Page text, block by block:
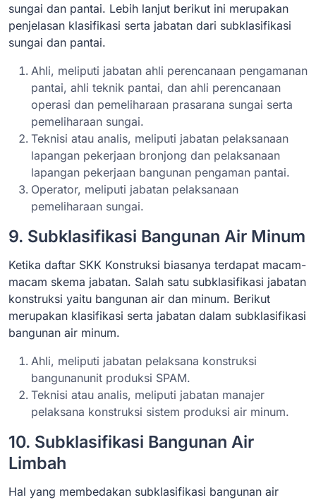
sungai dan pantai. Lebih lanjut berikut ini merupakan
penjelasan klasifikasi serta jabatan dari subklasifikasi
sungai dan pantai.
Ahli, meliputi jabatan ahli perencanaan pengamanan
pantai, ahli teknik pantai, dan ahli perencanaan
operasi dan pemeliharaan prasarana sungai serta
pemeliharaan sungai.
Teknisi atau analis, meliputi jabatan pelaksanaan
lapangan pekerjaan bronjong dan pelaksanaan
lapangan pekerjaan bangunan pengaman pantai.
Operator, meliputi jabatan pelaksanaan
pemeliharaan sungai.
9. Subklasifikasi Bangunan Air Minum
Ketika daftar SKK Konstruksi biasanya terdapat macam-
macam skema jabatan. Salah satu subklasifikasi jabatan
konstruksi yaitu bangunan air dan minum. Berikut
merupakan klasifikasi serta jabatan dalam subklasifikasi
bangunan air minum.
Ahli, meliputi jabatan pelaksana konstruksi
bangunanunit produksi SPAM.
Teknisi atau analis, meliputi jabatan manajer
pelaksana konstruksi sistem produksi air minum.
10. Subklasifikasi Bangunan Air
Limbah
Hal yang membedakan subklasifikasi bangunan air